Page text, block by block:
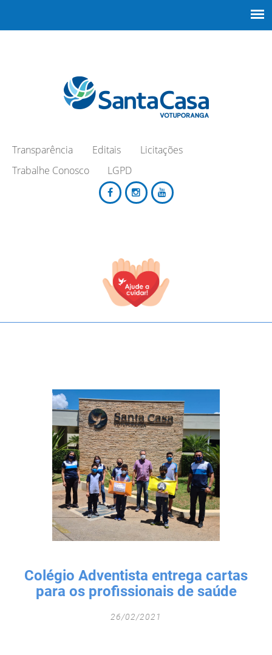
Transparência Editais
Licitações
Trabalhe Conosco
LGPD
TODOS OS CAMPOS SÃO OBRIGATÓRIOS.
Colégio Adventista entrega cartas
para os profissionais de saúde
26/02/2021